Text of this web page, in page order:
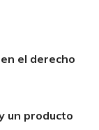
el derecho
un producto